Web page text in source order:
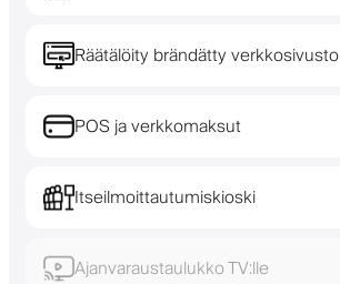
Räätälöity brändätty verkkosivusto
POS ja verkkomaksut
Itseilmoittautumiskioski
Ajanvaraustaulukko TV:lle